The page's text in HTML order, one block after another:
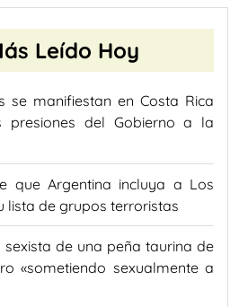
Leído Hoy
se manifiestan en Costa Rica
del Gobierno a la
que Argentina incluya a Los
lista de grupos terroristas
sexista de una peña taurina de
«sometiendo sexualmente a